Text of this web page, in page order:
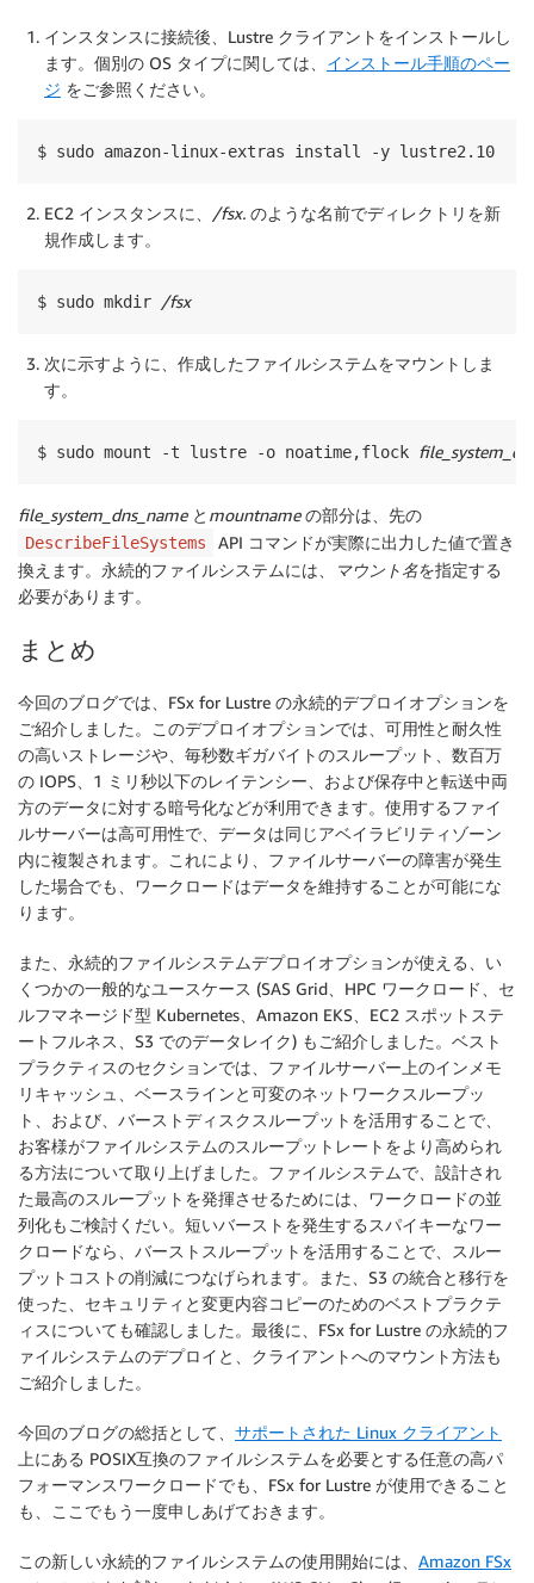
インスタンスに接続後、Lustre クライアントをインストールし
ます。個別の OS タイプに関しては、 インストール手順のペー
ジ をご参照ください。
$ sudo amazon-linux-extras install -y lustre2.10
EC2 インスタンスに、 /fsx. のような名前でディレクトリを新
規作成します。
$ sudo mkdir /fsx
次に示すように、作成したファイルシステムをマウントしま
す。
$ sudo mount -t lustre -o noatime,flock
file_system_dns_nameと mountnameの部分は、先の
DescribeFileSystems
API コマンドが実際に出力した値で置き
換えます。永続的ファイルシステムには、
マウント名を指定する
必要があります。
まとめ
今回のブログでは、FSx for Lustre の永続的デプロイオプションを
ご紹介しました。このデプロイオプションでは、可用性と耐久性
の高いストレージや、毎秒数ギガバイトのスループット、数百万
の IOPS、1 ミリ秒以下のレイテンシー、および保存中と転送中両
方のデータに対する暗号化などが利用できます。使用するファイ
ルサーバーは高可用性で、データは同じアベイラビリティゾーン
内に複製されます。これにより、ファイルサーバーの障害が発生
した場合でも、ワークロードはデータを維持することが可能にな
ります。
また、永続的ファイルシステムデプロイオプションが使える、い
くつかの一般的なユースケース (SAS Grid、HPC ワークロード、セ
ルフマネージド型 Kubernetes、Amazon EKS、EC2 スポットステ
ートフルネス、S3 でのデータレイク) もご紹介しました。ベスト
プラクティスのセクションでは、ファイルサーバー上のインメモ
リキャッシュ、ベースラインと可変のネットワークスループッ
ト、および、バーストディスクスループットを活用することで、
お客様がファイルシステムのスループットレートをより高められ
る方法について取り上げました。ファイルシステムで、設計され
た最高のスループットを発揮させるためには、ワークロードの並
列化もご検討くだい。短いバーストを発生するスパイキーなワー
クロードなら、バーストスループットを活用することで、スルー
プットコストの削減につなげられます。また、S3 の統合と移行を
使った、セキュリティと変更内容コピーのためのベストプラクテ
ィスについても確認しました。最後に、FSx for Lustre の永続的フ
ァイルシステムのデプロイと、クライアントへのマウント方法も
ご紹介しました。
今回のブログの総括として、 サポートされた Linux クライアント
上にある POSIX互換のファイルシステムを必要とする任意の高パ
フォーマンスワークロードでも、FSx for Lustre が使用できること
も、ここでもう一度申しあげておきます。
この新しい永続的ファイルシステムの使用開始には、 Amazon FSx